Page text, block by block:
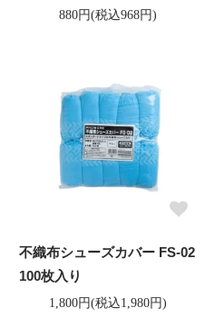
880円(税込968円)
不織布シューズカバー FS-02
100枚入り
1,800円(税込1,980円)